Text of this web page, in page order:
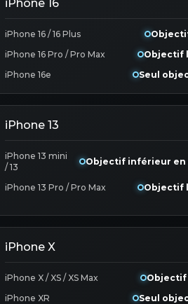
iPhone 16
iPhone 16 / 16 Plus
iPhone 16 Pro / Pro Max
Objectif
iPhone 16e
Seul
iPhone 13
iPhone 13 mini
/ 13
Objectif inférieur en
iPhone 13 Pro / Pro Max Objectif
iPhone X
iPhone X / XS / XS Max
Objectif
iPhone XR
Seul